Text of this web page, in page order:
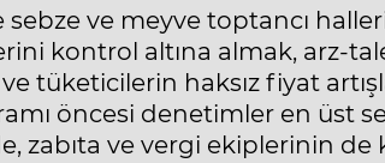
sebze ve meyve toptancı
kontrol altına almak, arz-
tüketicilerin haksız fiyat
öncesi denetimler en üst
zabıta ve vergi ekiplerinin de